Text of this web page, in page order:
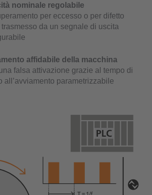
nominale regolabile
per eccesso o per difetto
da un segnale di uscita
affidabile della macchina
falsa attivazione grazie al tempo di
all’avviamento parametrizzabile